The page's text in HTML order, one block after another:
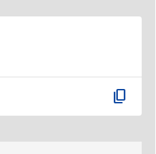
content_copy